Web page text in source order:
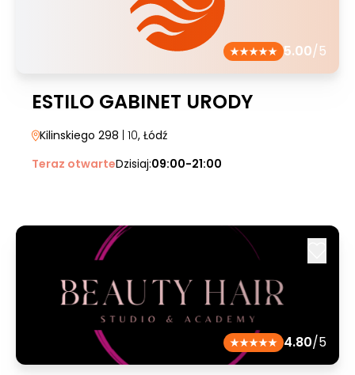
5.00/5
ESTILO GABINET URODY
Kilinskiego 298 | 10, Łódź
Teraz otwarteDzisiaj:09:00-21:00
4.80/5